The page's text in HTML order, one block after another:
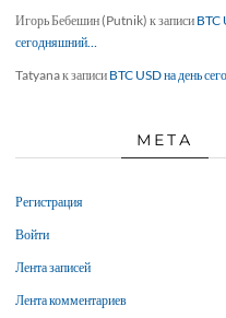
Игорь Бебешин (Putnik) к записи BTC
сегодняшний…
Tatyanaк записи BTC USD на день
МЕТА
Регистрация
Войти
Лента записей
Лента комментариев